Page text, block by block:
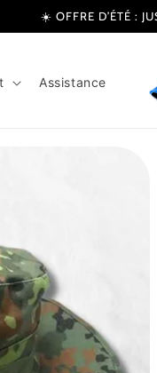
☀️ OFFRE D’ÉTÉ :
Assistance